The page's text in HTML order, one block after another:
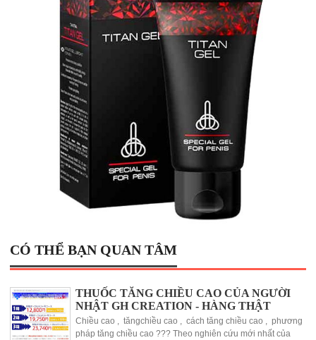
CÓ THỂ BẠN QUAN TÂM
THUỐC TĂNG CHIỀU CAO CỦA NGƯỜI
NHẬT GH CREATION - HÀNG THẬT
Chiều cao , tăngchiều cao , cách tăng chiều cao , phương
pháp tăng chiều cao ??? Theo nghiên cứu mới nhất của